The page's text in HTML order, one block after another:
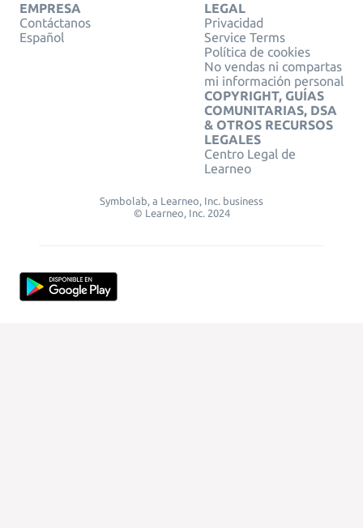
EMPRESA
Contáctanos
Español
LEGAL
Privacidad
Service Terms
Política de cookies
No vendas ni compartas
mi información personal
COPYRIGHT, GUÍAS
COMUNITARIAS, DSA
& OTROS RECURSOS
LEGALES
Centro Legal de
Learneo
Symbolab, a Learneo, Inc. business
© Learneo, Inc. 2024